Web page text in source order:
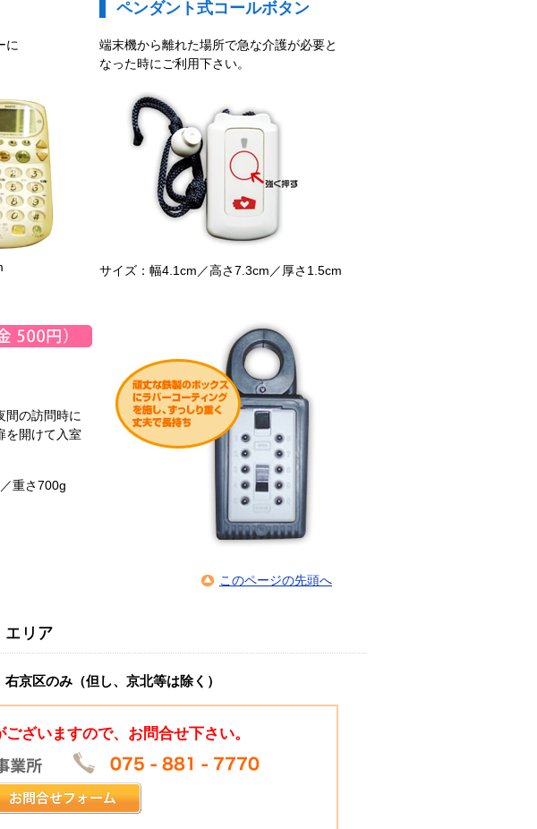
に
ペンダント式コールボタン
端末機から離れた場所で急な介護が必要と
なった時にご利用下さい。
サイズ：幅4.1cm／高さ7.3cm／厚さ1.5cm
間の訪問時に
を開けて入室
重さ700g
このページの先頭へ
京区のみ（但し、京北等は除く）
ざいますので、お問合せ下さい。